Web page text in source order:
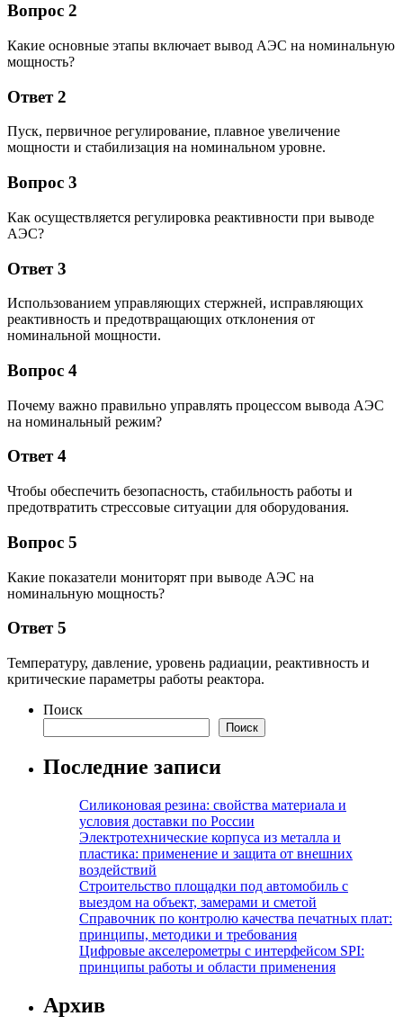
Вопрос 2
Какие основные этапы включает вывод АЭС на номинальную
мощность?
Ответ 2
Пуск, первичное регулирование, плавное увеличение
мощности и стабилизация на номинальном уровне.
Вопрос 3
Как осуществляется регулировка реактивности при выводе
АЭС?
Ответ 3
Использованием управляющих стержней, исправляющих
реактивность и предотвращающих отклонения от
номинальной мощности.
Вопрос 4
Почему важно правильно управлять процессом вывода АЭС
на номинальный режим?
Ответ 4
Чтобы обеспечить безопасность, стабильность работы и
предотвратить стрессовые ситуации для оборудования.
Вопрос 5
Какие показатели мониторят при выводе АЭС на
номинальную мощность?
Ответ 5
Температуру, давление, уровень радиации, реактивность и
критические параметры работы реактора.
Поиск
Поиск
Последние записи
Силиконовая резина: свойства материала и
условия доставки по России
Электротехнические корпуса из металла и
пластика: применение и защита от внешних
воздействий
Строительство площадки под автомобиль с
выездом на объект, замерами и сметой
Справочник по контролю качества печатных плат:
принципы, методики и требования
Цифровые акселерометры с интерфейсом SPI:
принципы работы и области применения
Архив